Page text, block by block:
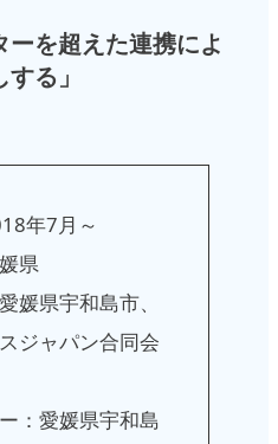
ーを超えた連携によ
る」
年7月～
県
媛県宇和島市、
ジャパン合同会
：愛媛県宇和島